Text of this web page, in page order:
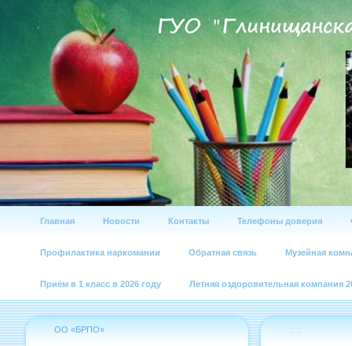
Главная Новости Контакты Телефоны доверия
Профилактика наркомании Обратная связь Музейная
Приём в 1 класс в 2026 году Летняя оздоровительная компания
ОО «БРПО» :: ::